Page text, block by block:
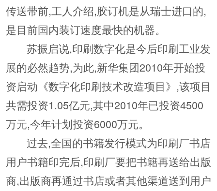
传送带前,工人介绍,胶订机是从瑞士进口的,
是目前国内装订速度最快的机器。
苏振启说,印刷数字化是今后印刷工业发
展的必然趋势,为此,新华集团2010年开始投
资启动《数字化印刷技术改造项目》,该项目
共需投资1.05亿元,其中2010年已投资4500
万元,今年计划投资6000万元。
过去,全国的书籍发行模式为印刷厂书店
用户书籍印完后,印刷厂要把书籍再送给出版
商,出版商再通过书店或者其他渠道送到用户